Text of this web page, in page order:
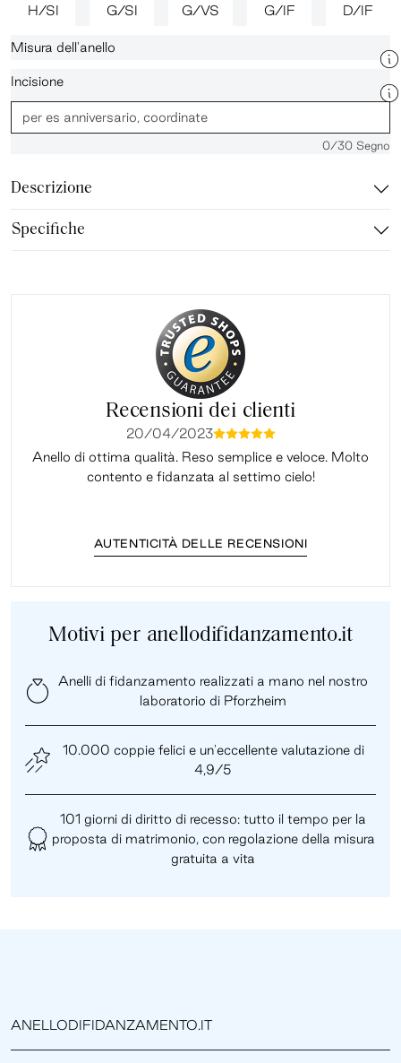
H/SI G/SI G/VS G/IF D/IF
Misura dell'anello
Incisione
0/30 Segno
Descrizione
Specifiche
Recensioni dei clienti
20/04/2023mmmmm
Anello di ottima qualità. Reso semplice e veloce. Molto
contento e fidanzata al settimo cielo!
AUTENTICITÀ DELLE RECENSIONI
Motivi per anellodifidanzamento.it
Anelli di fidanzamento realizzati a mano nel nostro
laboratorio di Pforzheim
10.000 coppie felici e un'eccellente valutazione di
4,9/5
101 giorni di diritto di recesso: tutto il tempo per la
proposta di matrimonio, con regolazione della misura
gratuita a vita
ANELLODIFIDANZAMENTO.IT